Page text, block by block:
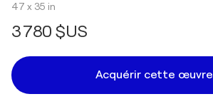
47 x 35 in
3 780 $US
Acquérir cette œuvre